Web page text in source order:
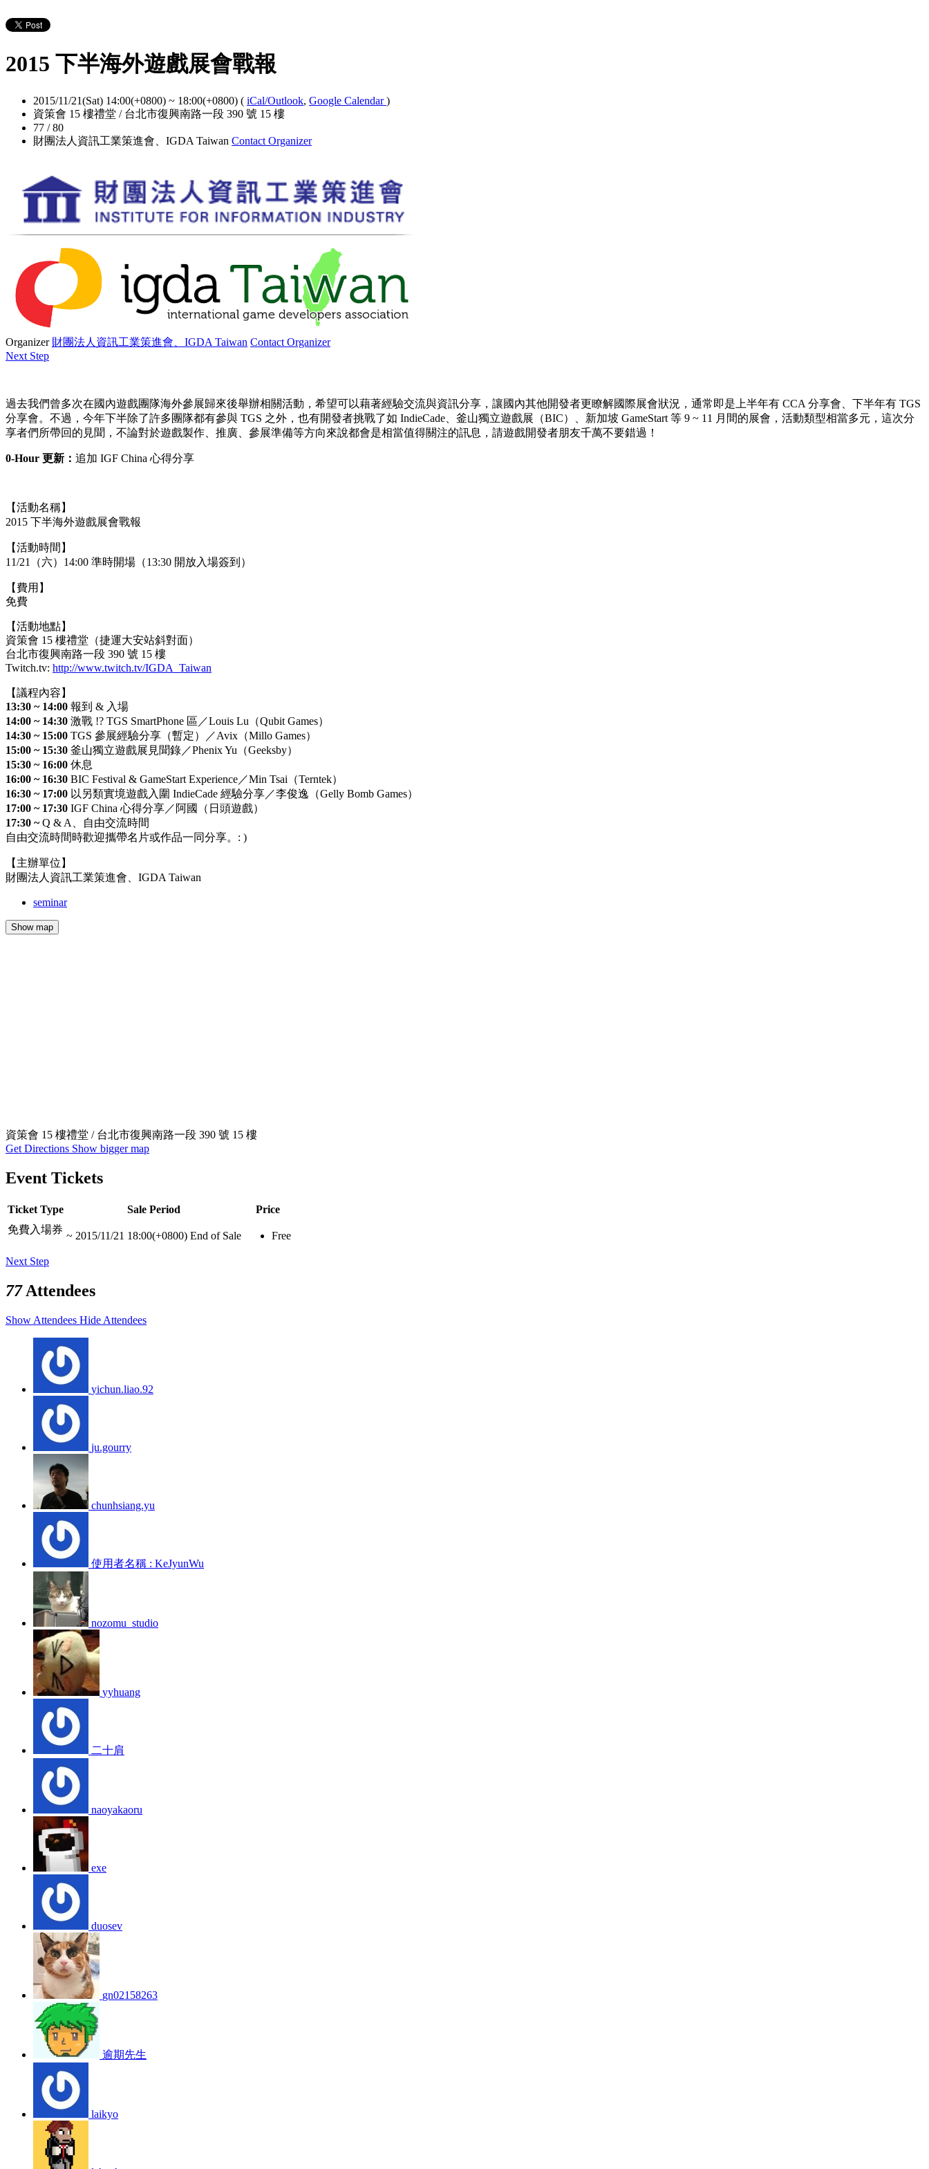
2015 下半海外遊戲展會戰報
2015/11/21(Sat) 14:00(+0800) ~ 18:00(+0800) ( iCal/Outlook, Google Calendar)
資策會 15 樓禮堂 / 台北市復興南路一段 390 號 15 樓
77 / 80
財團法人資訊工業策進會、IGDA Taiwan Contact Organizer
Organizer 財團法人資訊工業策進會、IGDA Taiwan Contact Organizer
Next Step
過去我們曾多次在國內遊戲團隊海外參展歸來後舉辦相關活動，希望可以藉著經驗交流與資訊分享，讓國內其他開發者更瞭解國際展會狀況，通常即是上半年有 CCA 分享會、下半年有 TGS
分享會。不過，今年下半除了許多團隊都有參與 TGS 之外，也有開發者挑戰了如 IndieCade、釜山獨立遊戲展（BIC）、新加坡 GameStart 等 9 ~ 11 月間的展會，活動類型相當多元，這次分
享者們所帶回的見聞，不論對於遊戲製作、推廣、參展準備等方向來說都會是相當值得關注的訊息，請遊戲開發者朋友千萬不要錯過！
0-Hour 更新： 追加 IGF China 心得分享
【活動名稱】
2015 下半海外遊戲展會戰報
【活動時間】
11/21（六）14:00 準時開場（13:30 開放入場簽到）
【費用】
免費
【活動地點】
資策會 15 樓禮堂（捷運大安站斜對面）
台北市復興南路一段 390 號 15 樓
Twitch.tv: http://www.twitch.tv/IGDA_Taiwan
【議程內容】
13:30 ~ 14:00 報到 & 入場
14:00 ~ 14:30 激戰 !? TGS SmartPhone 區／Louis Lu（Qubit Games）
14:30 ~ 15:00 TGS 參展經驗分享（暫定）／Avix（Millo Games）
15:00 ~ 15:30 釜山獨立遊戲展見聞錄／Phenix Yu（Geeksby）
15:30 ~ 16:00 休息
16:00 ~ 16:30 BIC Festival & GameStart Experience／Min Tsai（Terntek）
16:30 ~ 17:00 以另類實境遊戲入圍 IndieCade 經驗分享／李俊逸（Gelly Bomb Games）
17:00 ~ 17:30 IGF China 心得分享／阿國（日頭遊戲）
17:30 ~Q & A、自由交流時間
自由交流時間時歡迎攜帶名片或作品一同分享。: )
【主辦單位】
財團法人資訊工業策進會、IGDA Taiwan
seminar
Show map
資策會 15 樓禮堂 / 台北市復興南路一段 390 號 15 樓
Get Directions Show bigger map
Event Tickets
Ticket Type Sale Period
Price
免費入場券
~ 2015/11/21 18:00(+0800) End of Sale Free
Next Step
77Attendees
Show Attendees Hide Attendees
yichun.liao.92
ju.gourry
chunhsiang.yu
使用者名稱 : KeJyunWu
nozomu_studio
yyhuang
二十肩
naoyakaoru
exe
duosev
gn02158263
逾期先生
laikyo